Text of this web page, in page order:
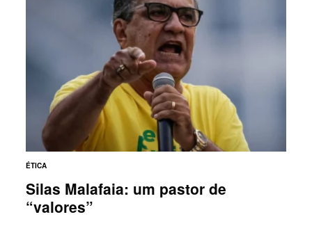
ÉTICA
Silas Malafaia: um pastor de
“valores”